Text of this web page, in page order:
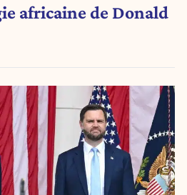
africaine de Donald